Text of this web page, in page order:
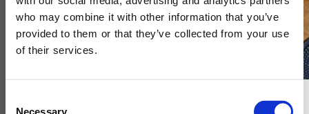
who may combine it with other information that you’ve
provided to them or that they’ve collected from your use
of their services.
Necessary
Metallnyckelring med Muminpappan. En charmig detalj som
passar perfekt på nycklar, väskor eller som present till
Muminälskare.